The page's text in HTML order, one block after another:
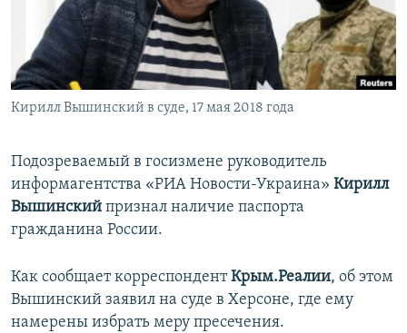
ПОБЕДИТЕЛЕЙ НЕ СУДЯТ?
КРЫМ.НЕПОКОРЕННЫЙ
ELIFBE
УКРАИНСКАЯ ПРОБЛЕМА КРЫМА
ПРИСОЕДИНЯЙТЕСЬ!
Кирилл Вышинский в суде, 17 мая 2018 года
Подозреваемый в госизмене руководитель
информагентства «РИА Новости-Украина» Кирилл
Вышинский признал наличие паспорта
гражданина России.
Как сообщает корреспондентКрым.Реалии, об этом
Вышинский заявил на суде в Херсоне, где ему
намерены избрать меру пресечения.